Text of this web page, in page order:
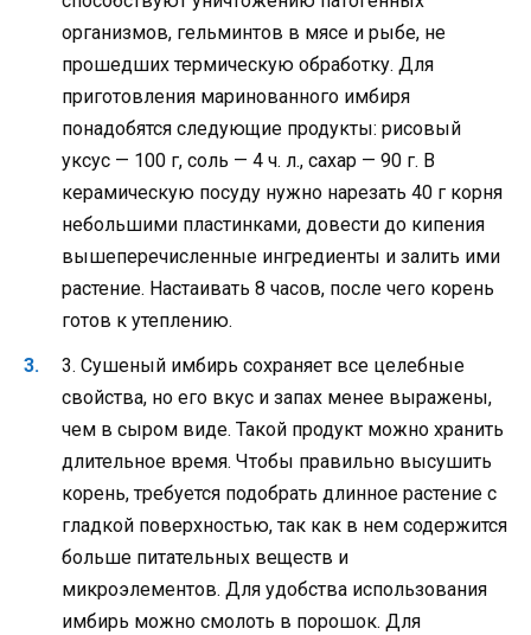
организмов, гельминтов в мясе и рыбе, не
прошедших термическую обработку. Для
приготовления маринованного имбиря
понадобятся следующие продукты: рисовый
уксус — 100 г, соль — 4 ч. л., сахар — 90 г. В
керамическую посуду нужно нарезать 40 г корня
небольшими пластинками, довести до кипения
вышеперечисленные ингредиенты и залить ими
растение. Настаивать 8 часов, после чего корень
готов к утеплению.
3. Сушеный имбирь сохраняет все целебные
свойства, но его вкус и запах менее выражены,
чем в сыром виде. Такой продукт можно хранить
длительное время. Чтобы правильно высушить
корень, требуется подобрать длинное растение с
гладкой поверхностью, так как в нем содержится
больше питательных веществ и
микроэлементов. Для удобства использования
имбирь можно смолоть в порошок. Для